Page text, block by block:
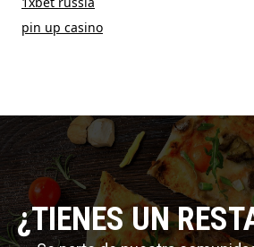
pin up casino
¿TIENES UN